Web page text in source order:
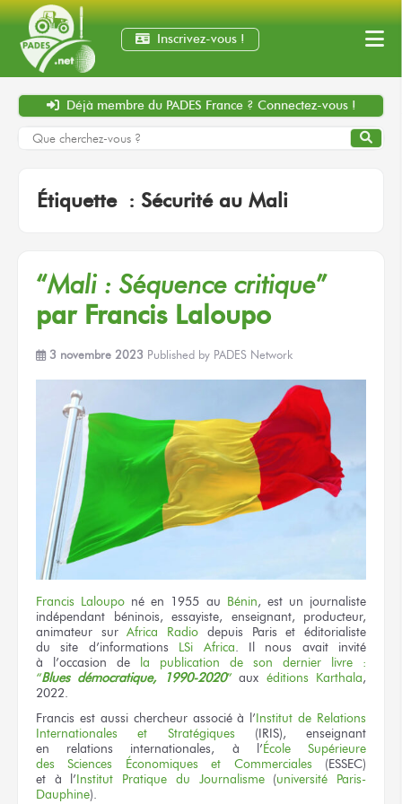
Inscrivez-vous !
Déjà membre du PADES France ? Connectez-vous !
Étiquette : Sécurité au Mali
“Mali : Séquence critique”
par Francis Laloupo
3 novembre 2023 Published by PADES Network
Francis Laloupo né en 1955 au Bénin, est un journaliste
indépendant béninois, essayiste, enseignant, producteur,
animateur surAfrica Radio depuis Paris et éditorialiste
du site d’informations
LSi Africa.
Il nous avait invité
à l’occasion
de la publication de son dernier
livre :
“Blues démocratique,1990-2020” aux éditions Karthala,
2022.
Francis est aussi chercheur associé à l’Institut de Relations
Internationaleset Stratégiques (IRIS), enseignant
en relations internationales,
à l’ÉcoleSupérieure
des Sciences Économiqueset Commerciales (ESSEC)
et à l’Institut Pratique du Journalisme(université Paris-
Dauphine).